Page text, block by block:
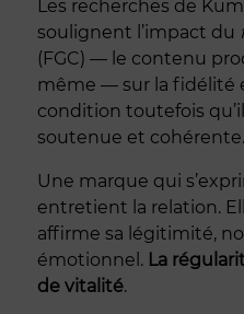
Les recherches de
soulignent l’impact du
(FGC) — le contenu
même — sur la fidélité
condition toutefois
soutenue et cohérente.
Une marque qui
entretient la relation.
affirme sa légitimité,
émotionnel. La
de vitalité.